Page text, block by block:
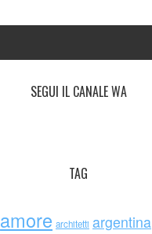
SEGUI IL CANALE WA
TAG
amore architetti argentina